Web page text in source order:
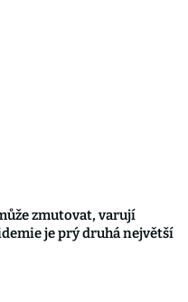
zmutovat, varují
je prý druhá největší